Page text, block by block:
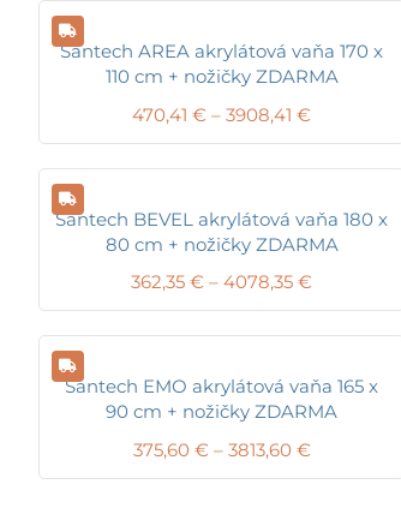
Santech AREA akrylátová vaňa 170 x
110 cm + nožičky ZDARMA
470,41 € – 3908,41 €
range:
470,41 €
3908,41 €
Santech BEVEL akrylátová vaňa 180 x
80 cm + nožičky ZDARMA
362,35 € – 4078,35 €
range:
362,35 €
4078,35 €
Santech EMO akrylátová vaňa 165 x
90 cm + nožičky ZDARMA
375,60 € – 3813,60 €Price
range: